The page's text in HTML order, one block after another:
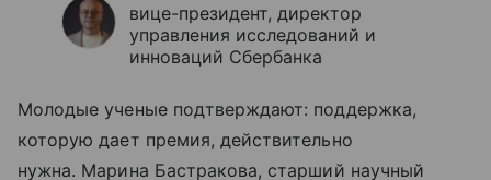
вице-президент, директор
управления исследований и
инноваций Сбербанка
Молодые ученые подтверждают: поддержка,
которую дает премия, действительно
нужна. Марина Бастракова, старший научный